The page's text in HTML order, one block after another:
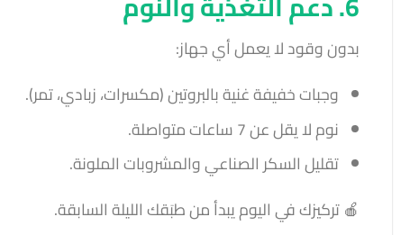
بدون وقود لا يعمل أي جهاز:
وجبات خفيفة غنية بالبروتين (مكسرات، زبادي، تمر).
نوم لا يقل عن 7 ساعات متواصلة.
تقليل السكر الصناعي والمشروبات الملونة.
🍎 تركيزك في اليوم يبدأ من طبَقك الليلة السابقة.